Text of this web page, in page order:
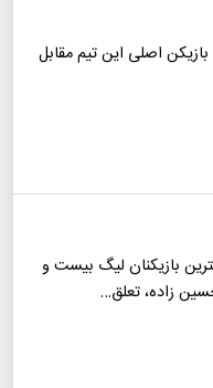
دو ملی‌پوش ایرانی شباب الاهلی در جمع 11 بازیکن اصلی این تیم مقابل
بازیکنان لیگ بیست و